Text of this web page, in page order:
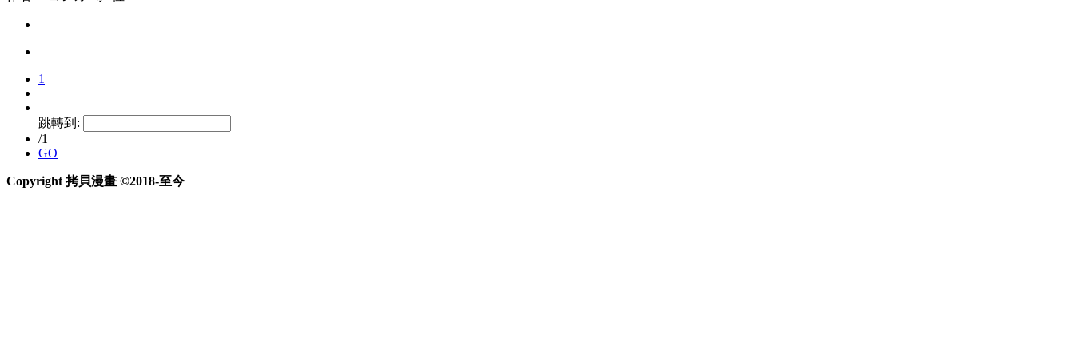
1
跳轉到:
/1
GO
Copyright 拷貝漫畫 ©2018-至今